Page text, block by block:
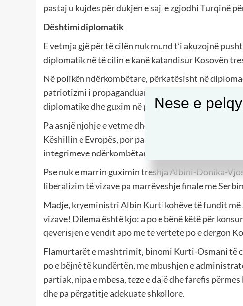
pastaj u kujdes për dukjen e saj, e zgjodhi Turqinë
Dështimi diplomatik
E vetmja gjë për të cilën nuk mund t’i akuzojnë
diplomatik në të cilin e kanë katandisur Kosovën
Në polikën ndërkombëtare, përkatësisht në
patriotizmi i propaganduar me primitivizëm, por
diplomatike dhe guxim në parashtrimin e kërkesave
Pa asnjë njohje e vetme dhe pa asnjë tjetër në
Këshillin e Evropës, por pa shpresë për anëtarësim
integrimeve ndërkombëtare, por edhe më largë
Pse nuk e marrin guximin treshja Albini-Donika-
liberalizim të vizave pa marrëveshje finale me
Madje, kryeministri Albin Kurti kohëve të fundit më
vizave! Dilema është kjo: a po e bënë këtë për
qeverisjen e vendit apo me të vërtetë po e dërgon
Flamurtarët e mashtrimit, binomi Kurti-Osmani të
po e bëjnë të kundërtën, me mbushjen e
partiak, nipa e mbesa, teze e dajë dhe farefis
dhe pa përgatitje adekuate shkollore.
Nese e